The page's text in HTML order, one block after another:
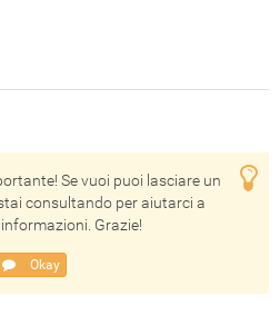
Se vuoi puoi lasciare un
consultando per aiutarci a
Grazie!
Okay